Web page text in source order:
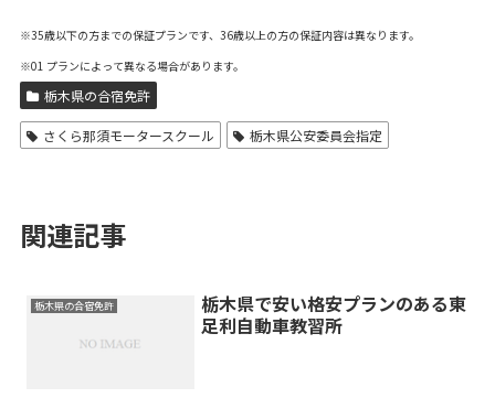
※35歳以下の方までの保証プランです、36歳以上の方の保証内容は異なります。
※01 プランによって異なる場合があります。
栃木県の合宿免許
さくら那須モータースクール 栃木県公安委員会指定
関連記事
栃木県の合宿免許
栃木県で安い格安プランのある東
足利自動車教習所